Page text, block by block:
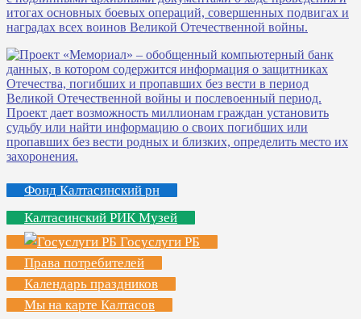
Фонд Калтасинский рн
Калтасинский РИК Музей
Госуслуги РБ
Права потребителей
Календарь праздников
Мы на карте Калтасов